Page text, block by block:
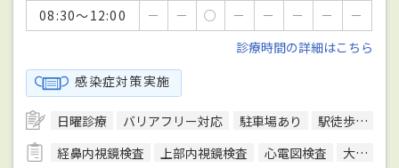
08:30～12:00 － － ○ － － － －
－
診療時間の詳細はこちら
感染症対策実施
日曜診療 バリアフリー対応 駐車場あり
駅徒歩5分圏内
経鼻内視鏡検査
上部内視鏡検査 心電図検査 大腸生検